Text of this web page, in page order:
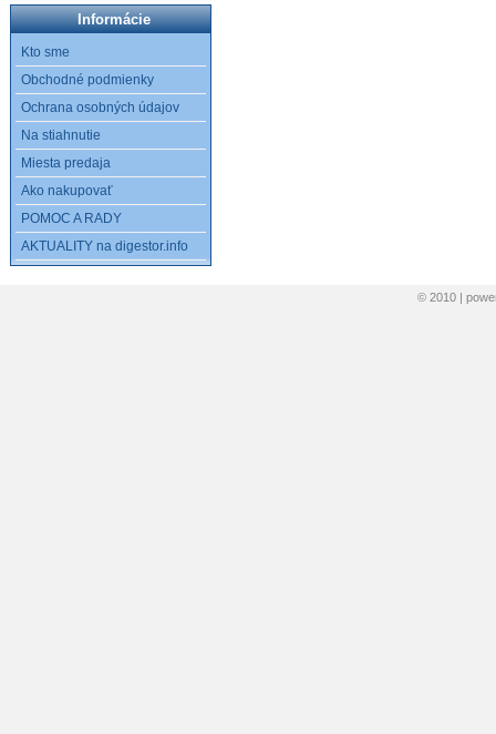
Informácie
Kto sme
Obchodné podmienky
Ochrana osobných údajov
Na stiahnutie
Miesta predaja
Ako nakupovať
POMOC A RADY
AKTUALITY na digestor.info
© 2010 |